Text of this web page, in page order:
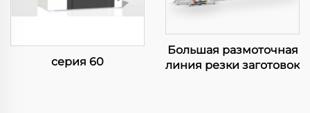
серия 60
Большая размоточная
линия резки заготовок